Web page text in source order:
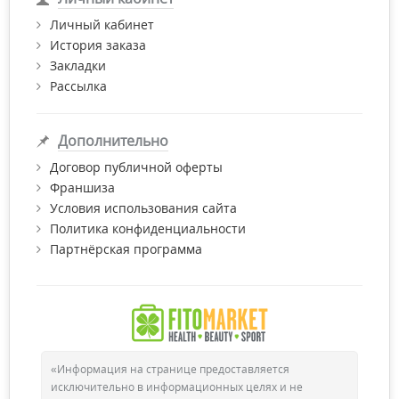
кожи;
гигиеническая, поскольку средства представлены в
тубах, а к продукции в баночках прилагается
специальный шпатель, чтобы руки не контактировали с
содержимым;
высокое качество продукции по доступной цене.
Личный кабинет
История заказа
Закладки
Рассылка
Дополнительно
Договор публичной оферты
Франшиза
Условия использования сайта
Политика конфиденциальности
Партнёрская программа
«Информация на странице предоставляется
исключительно в информационных целях и не